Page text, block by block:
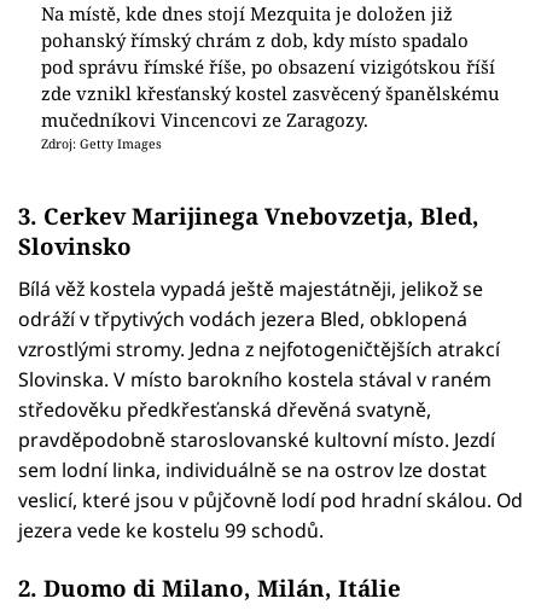
Na místě, kde dnes stojí Mezquita je doložen již
pohanský římský chrám z dob, kdy místo spadalo
pod správu římské říše, po obsazení vizigótskou říší
zde vznikl křesťanský kostel zasvěcený španělskému
mučedníkovi Vincencovi ze Zaragozy.
Zdroj: Getty Images
3. Cerkev Marijinega Vnebovzetja, Bled,
Slovinsko
Bílá věž kostela vypadá ještě majestátněji, jelikož se
odráží v třpytivých vodách jezera Bled, obklopená
vzrostlými stromy. Jedna z nejfotogeničtějších atrakcí
Slovinska. V místo barokního kostela stával v raném
středověku předkřesťanská dřevěná svatyně,
pravděpodobně staroslovanské kultovní místo. Jezdí
sem lodní linka, individuálně se na ostrov lze dostat
veslicí, které jsou v půjčovně lodí pod hradní skálou. Od
jezera vede ke kostelu 99 schodů.
2. Duomo di Milano, Milán, Itálie